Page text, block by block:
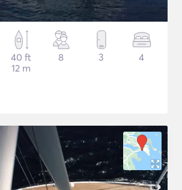
40 ft
12 m
8 3 4